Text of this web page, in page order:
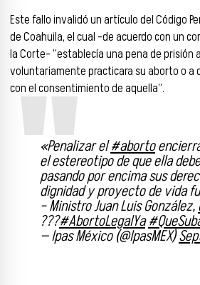
Este fallo invalidó un artículo del Código
de Coahuila, el cual –de acuerdo con un
la Corte– “establecía una pena de prisión
voluntariamente practicara su aborto o a
con el consentimiento de aquella”.
«Penalizar el#aborto
el estereotipo de que ella
pasando por encima sus
dignidad y proyecto de vida
– Ministro Juan Luis González,
???#AbortoLegalYa
— Ipas México (@IpasMEX)